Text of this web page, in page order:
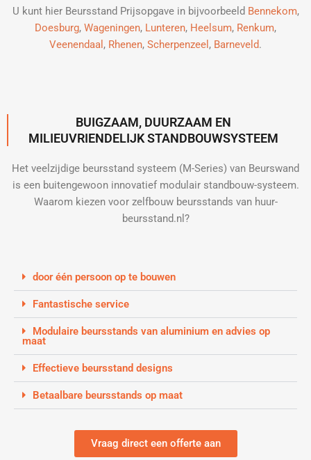
U kunt hier Beursstand Prijsopgave in bijvoorbeeld Bennekom,
Doesburg, Wageningen, Lunteren, Heelsum, Renkum,
Veenendaal , Rhenen, Scherpenzeel , Barneveld.
BUIGZAAM, DUURZAAM EN
MILIEUVRIENDELIJK STANDBOUWSYSTEEM
Het veelzijdige beursstand systeem (M-Series) van Beurswand
is een buitengewoon innovatief modulair standbouw-systeem.
Waarom kiezen voor zelfbouw beursstands van huur-
beursstand.nl?
door één persoon op te bouwen
Fantastische service
Modulaire beursstands van aluminium en advies op
maat
Effectieve beursstand designs
Betaalbare beursstands op maat
Vraag direct een offerte aan